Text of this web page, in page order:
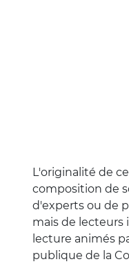
L'originalité de
composition de
d'experts ou de
mais de lecteurs
lecture animés
publique de la